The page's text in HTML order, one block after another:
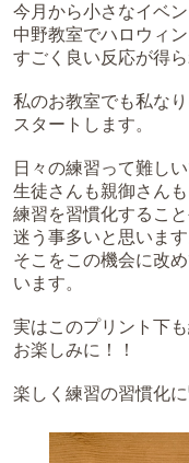
今月から小さなイベ
中野教室でハロウィ
すごく良い反応が得
私のお教室でも私な
スタートします。
日々の練習って難しい
生徒さんも親御さんも
練習を習慣化するこ
迷う事多いと思います
そこをこの機会に改
います。
実はこのプリント下も
お楽しみに！！
楽しく練習の習慣化